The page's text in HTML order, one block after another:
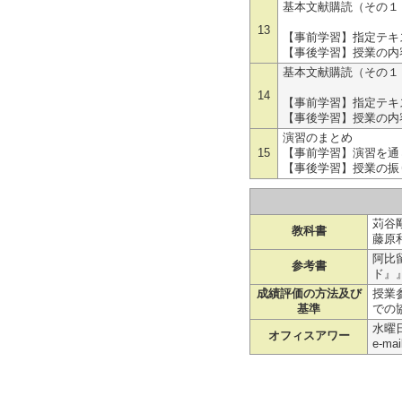
13
基本文献購読（その
【事前学習】指定テ
【事後学習】授業の
14
基本文献購読（その
【事前学習】指定テ
【事後学習】授業の
15
演習のまとめ
【事前学習】演習を
【事後学習】授業の
教科書
苅谷
藤原
参考書
阿比
ド
成績評価の方法及び
基準
授業
での
オフィスアワー
水曜
e-